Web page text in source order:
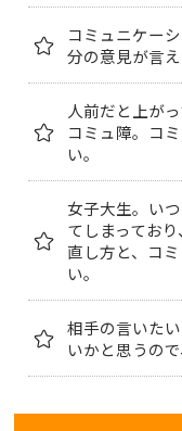
コミュニケー
分の意見が言
人前だと上が
コミュ障。コ
い。
女子大生。い
てしまってお
直し方と、コ
い。
相手の言いた
いかと思うの